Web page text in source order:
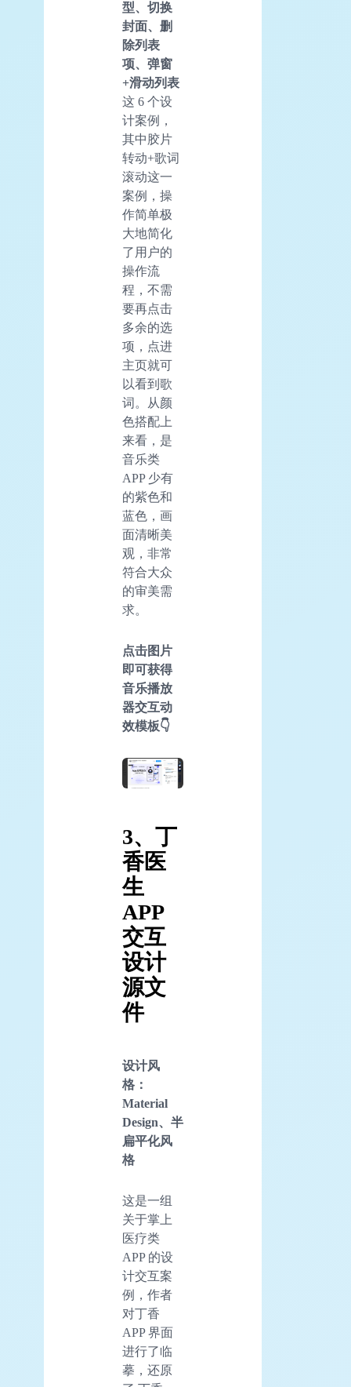
型、切换
封面、删
除列表
项、弹窗
+滑动列表
这 6 个设
计案例，
其中胶片
转动+歌词
滚动这一
案例，操
作简单极
大地简化
了用户的
操作流
程，不需
要再点击
多余的选
项，点进
主页就可
以看到歌
词。从颜
色搭配上
来看，是
音乐类
APP 少有
的紫色和
蓝色，画
面清晰美
观，非常
符合大众
的审美需
求。
点击图片
即可获得
音乐播放
器交互动
效模板👇
3、丁
香医
生
APP
交互
设计
源文
件
设计风
格：
Material
Design、半
扁平化风
格
这是一组
关于掌上
医疗类
APP 的设
计交互案
例，作者
对丁香
APP 界面
进行了临
摹，还原